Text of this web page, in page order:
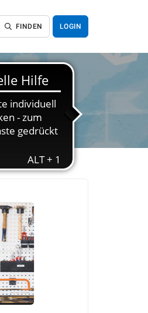
FINDEN LOGIN